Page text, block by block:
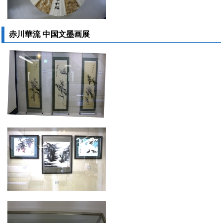
赤川華流 中国文墨画展